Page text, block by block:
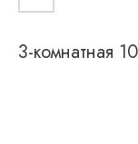
3-комнатная